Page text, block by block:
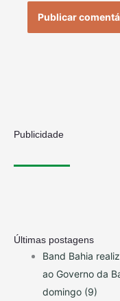
Publicidade
Últimas postagens
Band Bahia
ao Governo da
domingo (9)